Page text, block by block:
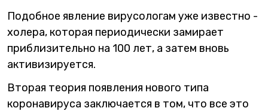
Подобное явление вирусологам уже известно -
холера, которая периодически замирает
приблизительно на 100 лет, а затем вновь
активизируется.
Вторая теория появления нового типа
коронавируса заключается в том, что все это